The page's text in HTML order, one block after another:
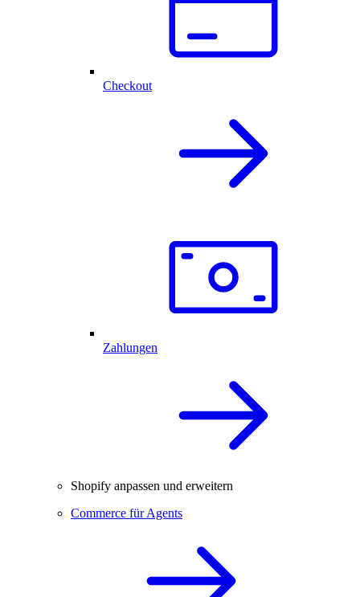
Checkout
Zahlungen
Shopify anpassen und erweitern
Commerce für Agents